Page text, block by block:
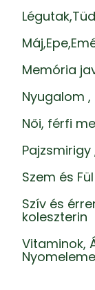
Memória
Nyugalom
Női, férfi
Szem és
Szív és
koleszterin
Vitaminok,